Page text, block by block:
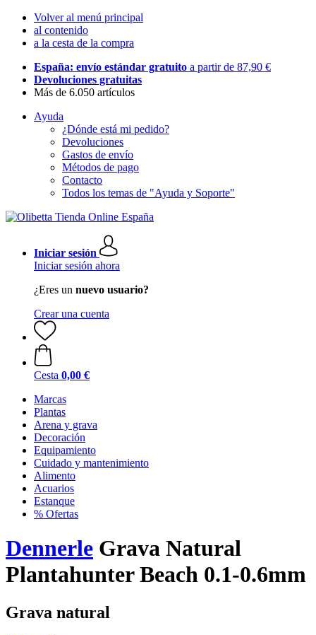
Volver al menú principal
al contenido
a la cesta de la compra
España: envío estándar gratuito a partir de 87,90 €
Devoluciones gratuitas
Más de 6.050 artículos
Ayuda
¿Dónde está mi pedido?
Devoluciones
Gastos de envío
Métodos de pago
Contacto
Todos los temas de "Ayuda y Soporte"
Iniciar sesión
Iniciar sesión ahora
¿Eres un nuevo usuario?
Crear una cuenta
Cesta 0,00 €
Marcas
Plantas
Arena y grava
Decoración
Equipamiento
Cuidado y mantenimiento
Alimento
Acuarios
Estanque
% Ofertas
Dennerle Grava Natural
Plantahunter Beach 0.1-0.6mm
Grava natural